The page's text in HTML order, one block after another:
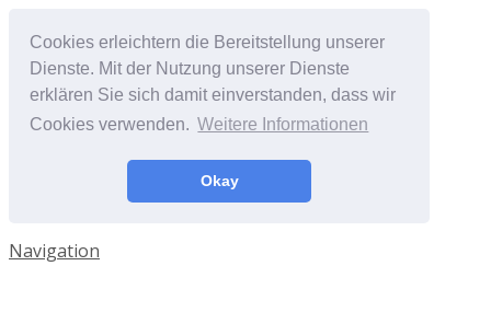
Cookies erleichtern die Bereitstellung unserer
Dienste. Mit der Nutzung unserer Dienste
erklären Sie sich damit einverstanden, dass wir
Cookies verwenden. Weitere Informationen
Okay
Navigation